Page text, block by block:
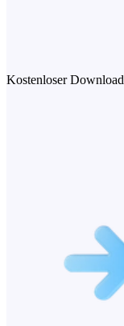
Kostenloser Download